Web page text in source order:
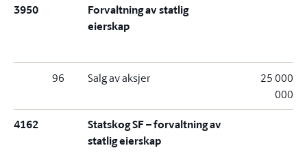
3950
Forvaltning av statlig
eierskap
96 Salg av aksjer
25 000
000
4162
Statskog SF – forvaltning av
statlig eierskap